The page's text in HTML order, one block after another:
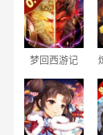
梦回西游记
西游）